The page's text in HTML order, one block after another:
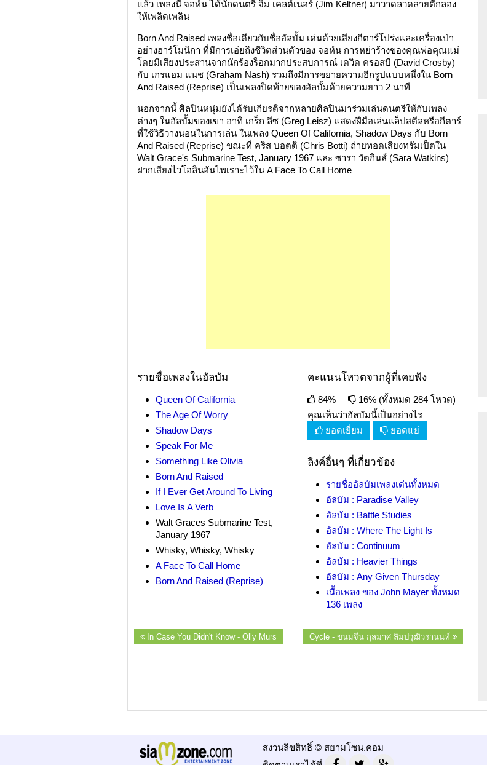
แล้ว เพลงนี้ จอห์น ได้นักดนตรี จิม เคลต์เนอร์ (Jim Keltner) มาวาดลวดลายตีกลอง
ให้เพลิดเพลิน
Born And Raised เพลงชื่อเดียวกับชื่ออัลบั้ม เด่นด้วยเสียงกีตาร์โปร่งและเครื่องเป่า
อย่างฮาร์โมนิกา ที่มีการเอ่ยถึงชีวิตส่วนตัวของ จอห์น การหย่าร้างของคุณพ่อคุณแม่
โดยมีเสียงประสานจากนักร้องร็อกมากประสบการณ์ เดวิด ครอสบี (David Crosby)
กับ เกรแฮม แนช (Graham Nash) รวมถึงมีการขยายความอีกรูปแบบหนึ่งใน Born
And Raised (Reprise) เป็นเพลงปิดท้ายของอัลบั้มด้วยความยาว 2 นาที
นอกจากนี้ ศิลปินหนุ่มยังได้รับเกียรติจากหลายศิลปินมาร่วมเล่นดนตรีให้กับเพลง
ต่างๆ ในอัลบั้มของเขา อาทิ เกร็ก ลีซ (Greg Leisz) แสดงฝีมือเล่นแล็ปสตีลหรือกีตาร์
ที่ใช้วิธีวางนอนในการเล่น ในเพลง Queen Of California, Shadow Days กับ Born
And Raised (Reprise) ขณะที่ คริส บอตติ (Chris Botti) ถ่ายทอดเสียงทรัมเป็ตใน
Walt Grace's Submarine Test, January 1967 และ ซารา วัตกินส์ (Sara Watkins)
ฝากเสียงไวโอลินอันไพเราะไว้ใน A Face To Call Home
รายชื่อเพลงในอัลบัม
Queen Of California
The Age Of Worry
Shadow Days
Speak For Me
Something Like Olivia
Born And Raised
If I Ever Get Around To Living
Love Is A Verb
Walt Graces Submarine Test,
January 1967
Whisky, Whisky, Whisky
A Face To Call Home
Born And Raised (Reprise)
คะแนนโหวตจากผู้ที่เคยฟัง
84%
16% (ทั้งหมด 284 โหวต)
คุณเห็นว่าอัลบัมนี้เป็นอย่างไร
ยอดเยี่ยม
ยอดแย่
ลิงค์อื่นๆ ที่เกี่ยวข้อง
รายชื่ออัลบัมเพลงเด่นทั้งหมด
อัลบัม : Paradise Valley
อัลบัม : Battle Studies
อัลบัม : Where The Light Is
อัลบัม : Continuum
อัลบัม : Heavier Things
อัลบัม : Any Given Thursday
เนื้อเพลง ของ John Mayer ทั้งหมด
136 เพลง
Cycle - ขนมจีน กุลมาศ ลิมปวุฒิวรานนท์
In Case You Didn't Know - Olly Murs
สงวนลิขสิทธิ์ © สยามโซน.คอม